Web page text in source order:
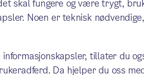
i Oslo kommune
Nå går
skal fungere og være trygt,
Noen er teknisk
tillater du
Da hjelper du oss